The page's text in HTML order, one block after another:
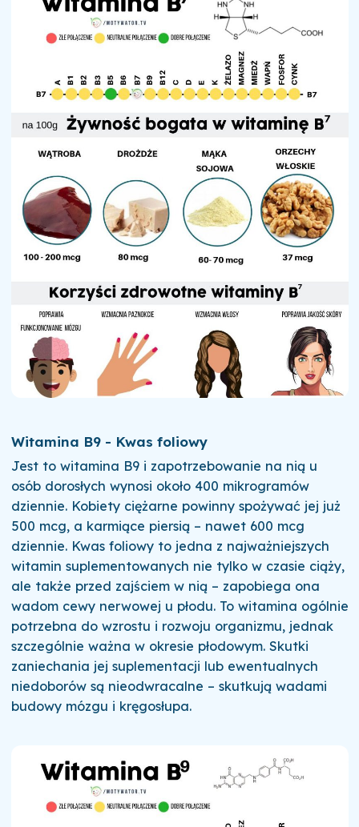
Witamina B9 - Kwas foliowy
Jest to witamina B9 i zapotrzebowanie na nią u
osób dorosłych wynosi około 400 mikrogramów
dziennie. Kobiety ciężarne powinny spożywać jej już
500 mcg, a karmiące piersią – nawet 600 mcg
dziennie. Kwas foliowy to jedna z najważniejszych
witamin suplementowanych nie tylko w czasie ciąży,
ale także przed zajściem w nią – zapobiega ona
wadom cewy nerwowej u płodu. To witamina ogólnie
potrzebna do wzrostu i rozwoju organizmu, jednak
szczególnie ważna w okresie płodowym. Skutki
zaniechania jej suplementacji lub ewentualnych
niedoborów są nieodwracalne – skutkują wadami
budowy mózgu i kręgosłupa.